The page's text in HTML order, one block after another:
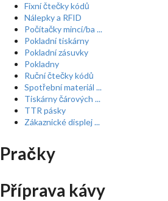
Fixní čtečky kódů
Nálepky a RFID
Počítačky mincí/ba ...
Pokladní tiskárny
Pokladní zásuvky
Pokladny
Ruční čtečky kódů
Spotřební materiál ...
Tiskárny čárových ...
TTR pásky
Zákaznické displej ...
Pračky
Příprava kávy